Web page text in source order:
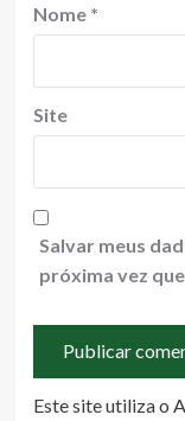
Nome *
Site
Salvar meus
próxima vez
Este site utiliza o